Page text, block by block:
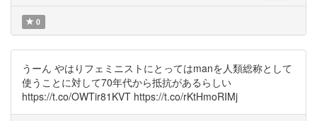
0
うーん やはりフェミニストにとってはmanを人類総称として
使うことに対して70年代から抵抗があるらしい
https://t.co/OWTir81KVT https://t.co/rKtHmoRIMj